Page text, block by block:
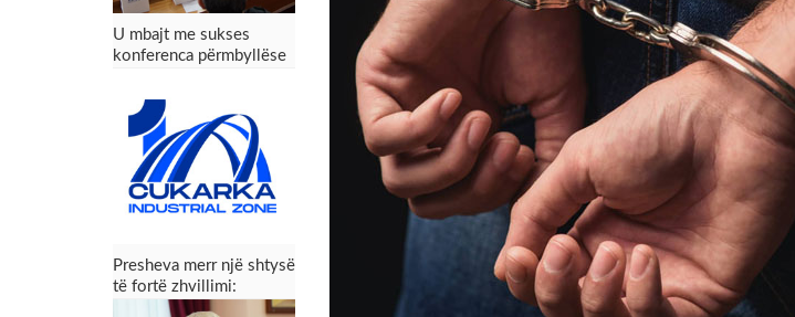
U mbajt me sukses
konferenca përmbyllëse
Industriale “Çukarka” –
Presheva fiton mundësi
të reja zhvillimi
Presheva merr një shtysë
të fortë zhvillimi:
Konferenca përmbyllëse